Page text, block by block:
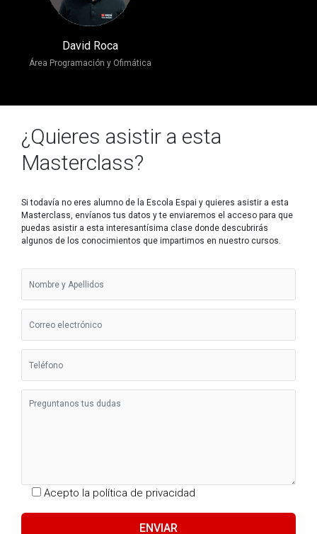
David Roca
Área Programación y Ofimática
¿Quieres asistir a esta
Masterclass?
Si todavía no eres alumno de la Escola Espai y quieres asistir a esta
Masterclass, envíanos tus datos y te enviaremos el acceso para que
puedas asistir a esta interesantísima clase donde descubrirás
algunos de los conocimientos que impartimos en nuestro cursos.
Acepto la política de privacidad